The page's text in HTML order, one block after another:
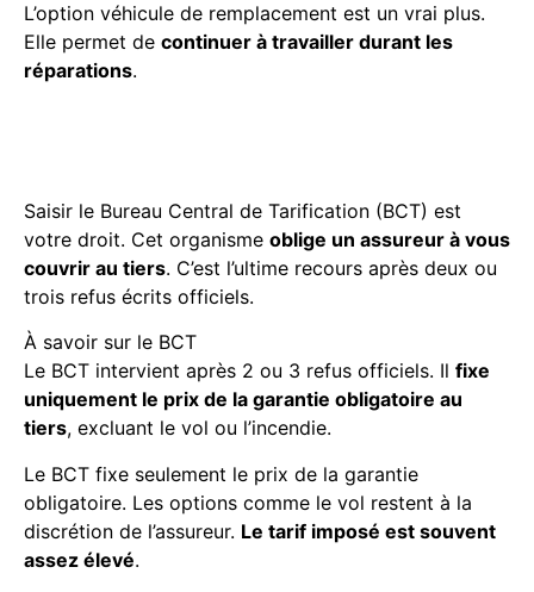
L’option véhicule de remplacement est un vrai plus.
Elle permet de continuer à travailler durant les
réparations.
Saisir le Bureau Central de Tarification (BCT) est
votre droit. Cet organisme oblige un assureur à vous
couvrir au tiers. C’est l’ultime recours après deux ou
trois refus écrits officiels.
À savoir sur le BCT
Le BCT intervient après 2 ou 3 refus officiels. Il fixe
uniquement le prix de la garantie obligatoire au
tiers, excluant le vol ou l’incendie.
Le BCT fixe seulement le prix de la garantie
obligatoire. Les options comme le vol restent à la
discrétion de l’assureur. Le tarif imposé est souvent
assez élevé.